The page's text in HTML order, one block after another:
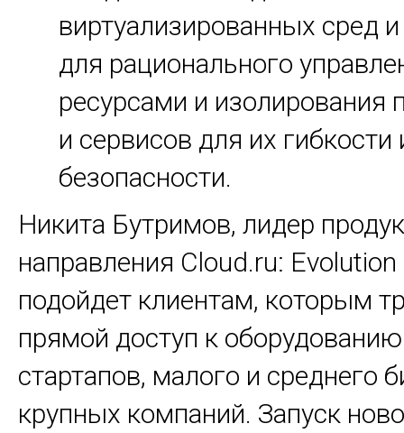
виртуализированных сред
для рационального
ресурсами и изолирования
и сервисов для их гибкости
безопасности.
Никита Бутримов, лидер
направления Cloud.ru:
подойдет клиентам, которым
прямой доступ к
стартапов, малого и среднего
крупных компаний. Запуск